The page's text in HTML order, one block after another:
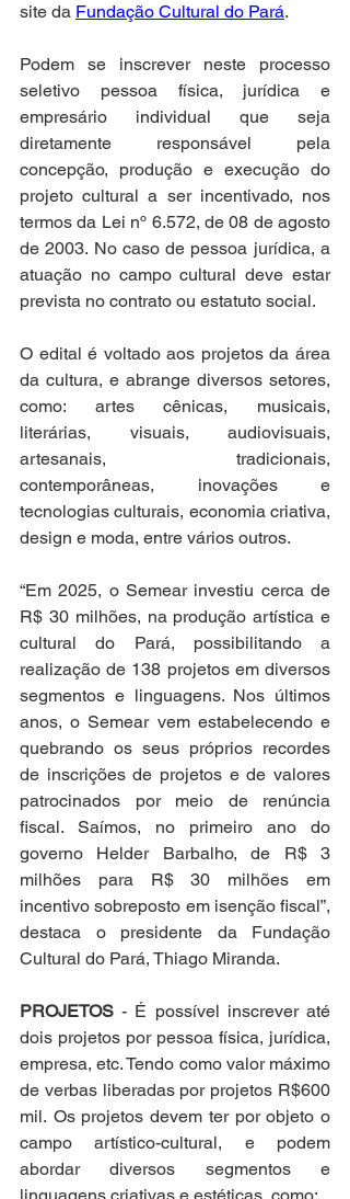
site da Fundação Cultural do Pará.
Podem se inscrever neste processo
seletivo pessoa física, jurídica e
empresário individual que seja
diretamente responsável pela
concepção, produção e execução do
projeto cultural a ser incentivado, nos
termos da Lei nº 6.572, de 08 de agosto
de 2003. No caso de pessoa jurídica, a
atuação no campo cultural deve estar
prevista no contrato ou estatuto social.
O edital é voltado aos projetos da área
da cultura, e abrange diversos setores,
como: artes cênicas, musicais,
literárias, visuais, audiovisuais,
artesanais, tradicionais,
contemporâneas, inovações e
tecnologias culturais, economia criativa,
design e moda, entre vários outros.
“Em 2025, o Semear investiu cerca de
R$ 30 milhões, na produção artística e
cultural do Pará, possibilitando a
realização de 138 projetos em diversos
segmentos e linguagens. Nos últimos
anos, o Semear vem estabelecendo e
quebrando os seus próprios recordes
de inscrições de projetos e de valores
patrocinados por meio de renúncia
fiscal. Saímos, no primeiro ano do
governo Helder Barbalho, de R$ 3
milhões para R$ 30 milhões em
incentivo sobreposto em isenção fiscal”,
destaca o presidente da Fundação
Cultural do Pará, Thiago Miranda.
PROJETOS - É possível inscrever até
dois projetos por pessoa física, jurídica,
empresa, etc. Tendo como valor máximo
de verbas liberadas por projetos R$600
mil. Os projetos devem ter por objeto o
campo artístico-cultural, e podem
abordar diversos segmentos e